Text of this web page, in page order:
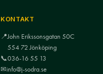
KONTAKT
📍John Erikssonsgatan 50C
554 72 Jönköping
📞036-16 55 13
✉info@j-sodra.se